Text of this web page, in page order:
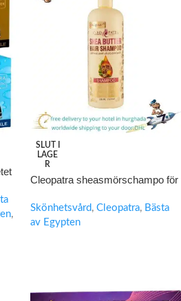
,
SLUT I
LAGE
R
Cleopatra sheasmörschampo för
Skönhetsvård, Cleopatra, Bästa
av Egypten